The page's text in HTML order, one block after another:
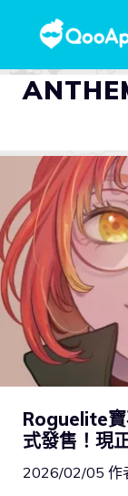
Roguelite寶
式發售！現
2026/02/05 作